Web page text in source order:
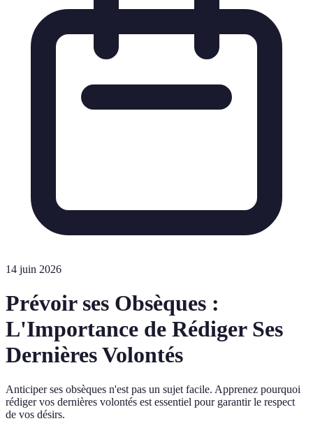
14 juin 2026
Prévoir ses Obsèques :
L'Importance de Rédiger Ses
Dernières Volontés
Anticiper ses obsèques n'est pas un sujet facile. Apprenez pourquoi
rédiger vos dernières volontés est essentiel pour garantir le respect
de vos désirs.